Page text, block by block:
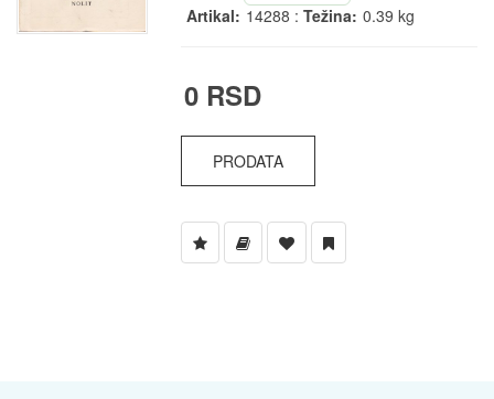
Artikal: 14288 :Težina: 0.39 kg
0 RSD
PRODATA